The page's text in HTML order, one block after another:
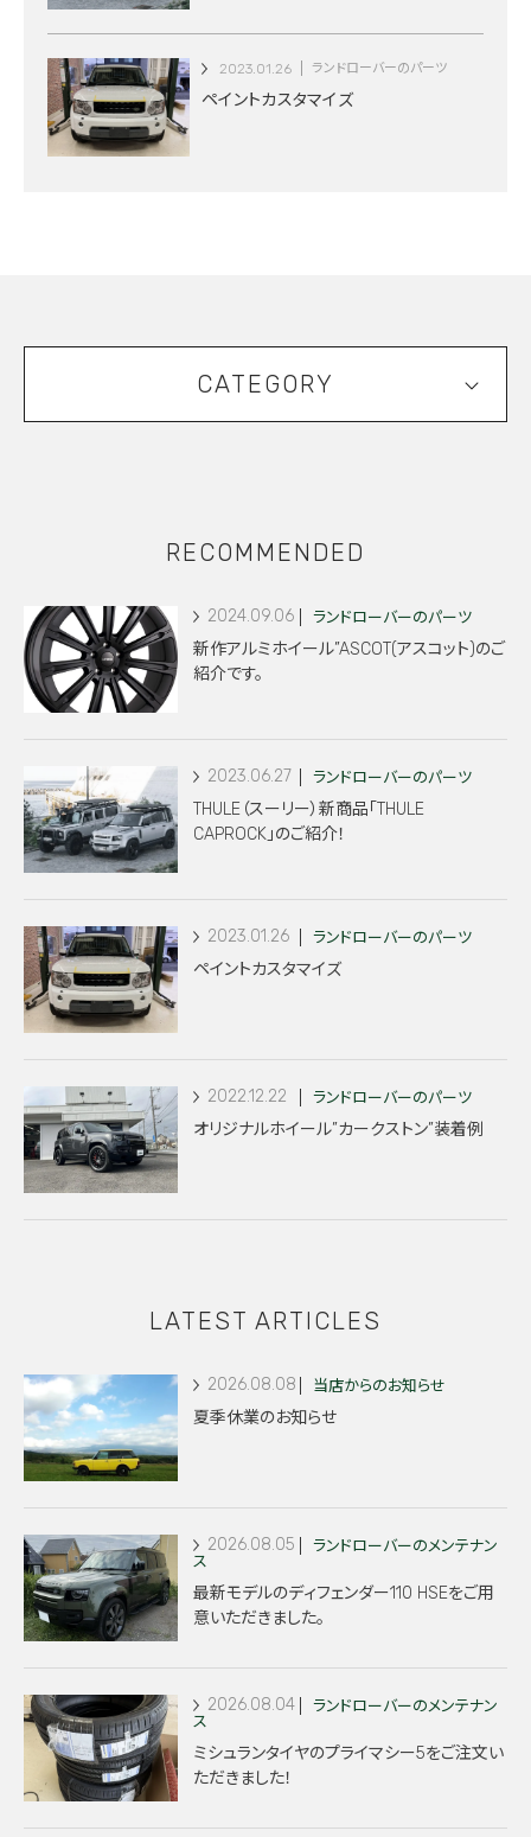
2023.01.26 ランドローバーのパーツ
ペイントカスタマイズ
CATEGORY
RECOMMENDED
2024.09.06 ランドローバーのパーツ
新作アルミホイール”ASCOT(アスコット)のご
紹介です。
2023.06.27 ランドローバーのパーツ
THULE（スーリー）新商品「THULE
CAPROCK」のご紹介！
2023.01.26 ランドローバーのパーツ
ペイントカスタマイズ
2022.12.22 ランドローバーのパーツ
オリジナルホイール”カークストン”装着例
LATEST ARTICLES
2026.08.08 当店からのお知らせ
夏季休業のお知らせ
2026.08.05
ランドローバーのメンテナン
ス
最新モデルのディフェンダー110 HSEをご用
意いただきました。
2026.08.04
ランドローバーのメンテナン
ス
ミシュランタイヤのプライマシー5をご注文い
ただきました！